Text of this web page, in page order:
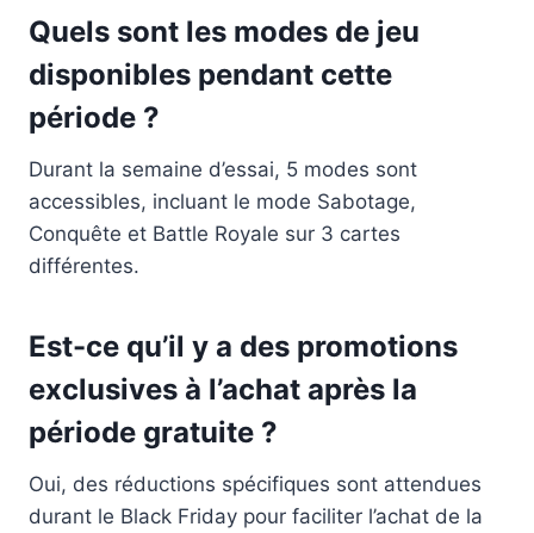
Quels sont les modes de jeu
disponibles pendant cette
période ?
Durant la semaine d’essai, 5 modes sont
accessibles, incluant le mode Sabotage,
Conquête et Battle Royale sur 3 cartes
différentes.
Est-ce qu’il y a des promotions
exclusives à l’achat après la
période gratuite ?
Oui, des réductions spécifiques sont attendues
durant le Black Friday pour faciliter l’achat de la